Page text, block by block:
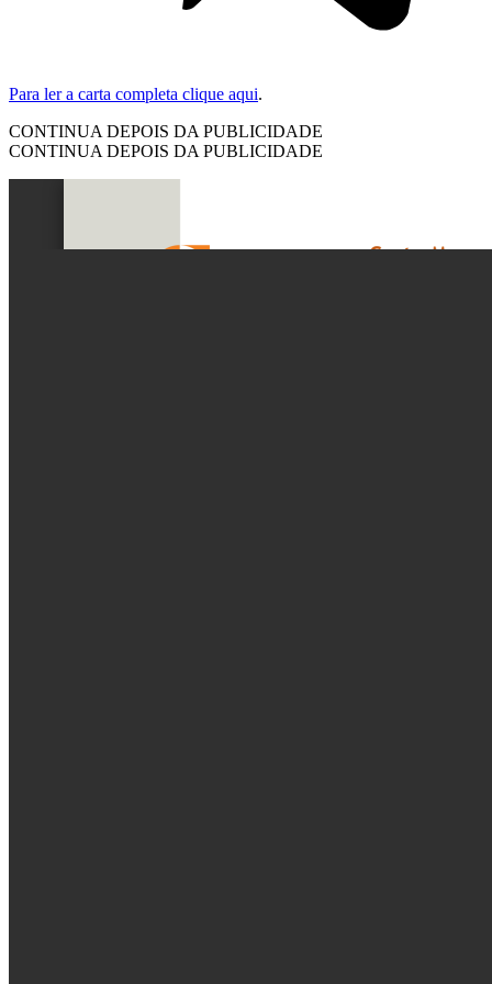
Para ler a carta completa clique aqui.
CONTINUA DEPOIS DA PUBLICIDADE
CONTINUA DEPOIS DA PUBLICIDADE